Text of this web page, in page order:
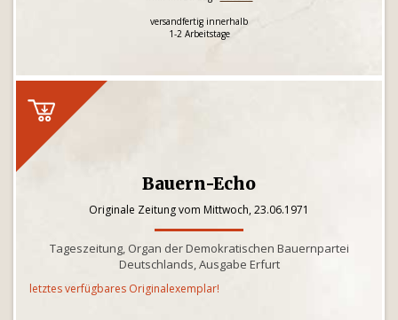
versandfertig innerhalb
1-2 Arbeitstage
Bauern-Echo
Originale Zeitung vom Mittwoch, 23.06.1971
Tageszeitung, Organ der Demokratischen Bauernpartei
Deutschlands, Ausgabe Erfurt
letztes verfügbares Originalexemplar!